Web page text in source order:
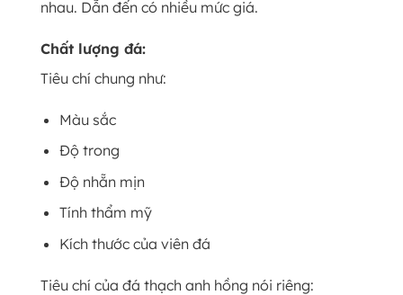
nhau. Dẫn đến có nhiều mức giá.
Chất lượng đá:
Tiêu chí chung như:
Màu sắc
Độ trong
Độ nhẵn mịn
Tính thẩm mỹ
Kích thước của viên đá
Tiêu chí của đá thạch anh hồng nói riêng: